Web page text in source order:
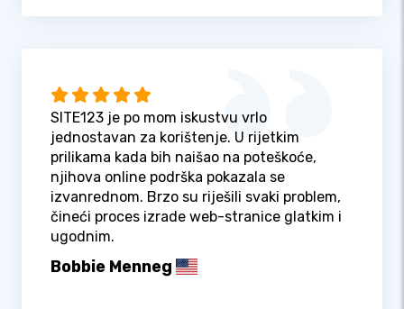
SITE123 je po mom iskustvu vrlo
jednostavan za korištenje. U rijetkim
prilikama kada bih naišao na poteškoće,
njihova online podrška pokazala se
izvanrednom. Brzo su riješili svaki problem,
čineći proces izrade web-stranice glatkim i
ugodnim.
Bobbie Menneg